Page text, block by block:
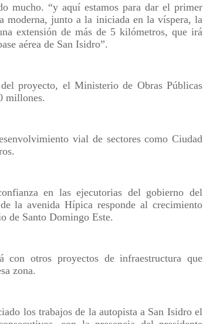
mucho. “y aquí estamos para dar el primer
moderna, junto a la iniciada en la víspera, la
extensión de más de 5 kilómetros, que irá
aérea de San Isidro”.
proyecto, el Ministerio de Obras Públicas
millones.
vial de sectores como Ciudad
en las ejecutorias del gobierno del
la avenida Hípica responde al crecimiento
de Santo Domingo Este.
con otros proyectos de infraestructura que
zona.
los trabajos de la autopista a San Isidro el